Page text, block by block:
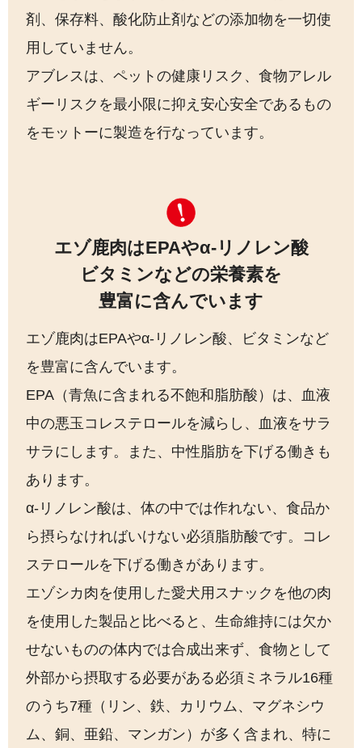
剤、保存料、酸化防止剤などの添加物を一切使
用していません。
アブレスは、ペットの健康リスク、食物アレル
ギーリスクを最小限に抑え安心安全であるもの
をモットーに製造を行なっています。
エゾ鹿肉はEPAやα-リノレン酸
ビタミンなどの栄養素を
豊富に含んでいます
エゾ鹿肉はEPAやα-リノレン酸、ビタミンなど
を豊富に含んでいます。
EPA（青魚に含まれる不飽和脂肪酸）は、血液
中の悪玉コレステロールを減らし、血液をサラ
サラにします。また、中性脂肪を下げる働きも
あります。
α-リノレン酸は、体の中では作れない、食品か
ら摂らなければいけない必須脂肪酸です。コレ
ステロールを下げる働きがあります。
エゾシカ肉を使用した愛犬用スナックを他の肉
を使用した製品と比べると、生命維持には欠か
せないものの体内では合成出来ず、食物として
外部から摂取する必要がある必須ミネラル16種
のうち7種（リン、鉄、カリウム、マグネシウ
ム、銅、亜鉛、マンガン）が多く含まれ、特に